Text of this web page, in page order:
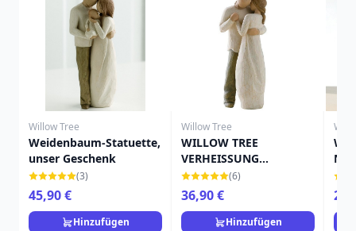
Willow Tree
Weidenbaum-Statuette,
unser Geschenk
(3)
45,90 €
Hinzufügen
Willow Tree
WILLOW TREE
VERHEISSUNG
FIGURINE(6)
36,90 €
Hinzufügen